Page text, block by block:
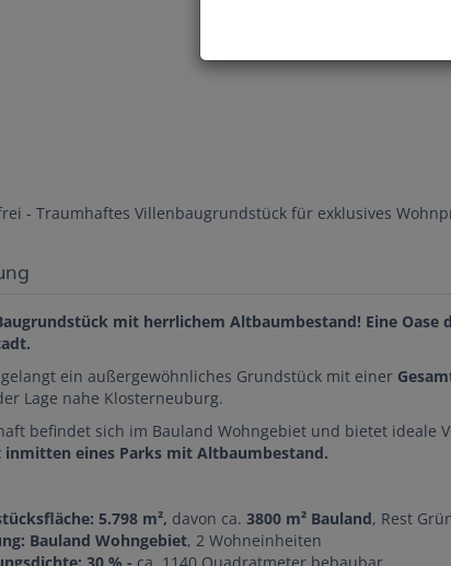
mit herrlichem Altbaumbestand! Eine Oase
ein außergewöhnliches Grundstück mit einer
Lage nahe Klosterneuburg.
befindet sich im Bauland Wohngebiet und bietet ideale
eines Parks mit Altbaumbestand.
5.798 m², davon ca. 3800 m² Bauland, Rest
Bauland Wohngebiet, 2 Wohneinheiten